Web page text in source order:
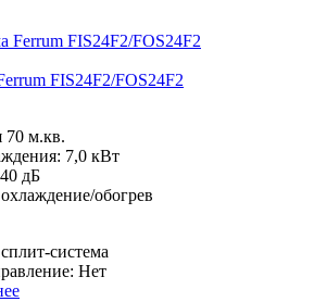
FIS24F2/FOS24F2
70 м.кв.
7,0 кВт
дБ
обогрев
система
Нет